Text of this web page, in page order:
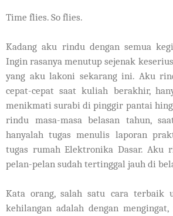
Time flies. So flies.
Kadang aku rindu dengan semua
Ingin rasanya menutup sejenak
yang aku lakoni sekarang ini. Aku
cepat-cepat saat kuliah berakhir,
menikmati surabi di pinggir pantai
rindu masa-masa belasan tahun,
hanyalah tugas menulis laporan
tugas rumah Elektronika Dasar. Aku
pelan-pelan sudah tertinggal jauh di
Kata orang, salah satu cara terbaik
kehilangan adalah dengan